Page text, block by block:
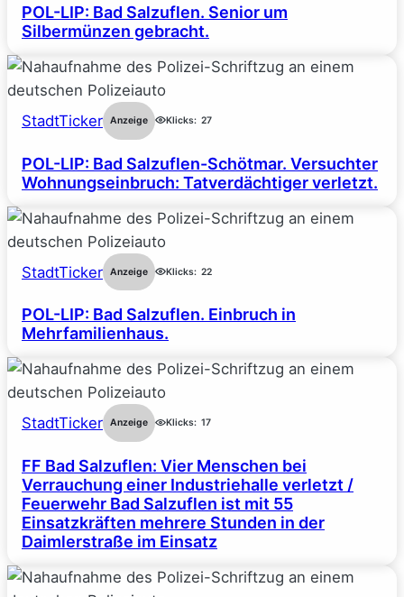
POL-LIP: Bad Salzuflen. Senior um
Silbermünzen gebracht.
StadtTicker Anzeige Klicks: 27
POL-LIP: Bad Salzuflen-Schötmar. Versuchter
Wohnungseinbruch: Tatverdächtiger verletzt.
StadtTicker Anzeige Klicks: 22
POL-LIP: Bad Salzuflen. Einbruch in
Mehrfamilienhaus.
StadtTicker Anzeige Klicks: 17
FF Bad Salzuflen: Vier Menschen bei
Verrauchung einer Industriehalle verletzt /
Feuerwehr Bad Salzuflen ist mit 55
Einsatzkräften mehrere Stunden in der
Daimlerstraße im Einsatz